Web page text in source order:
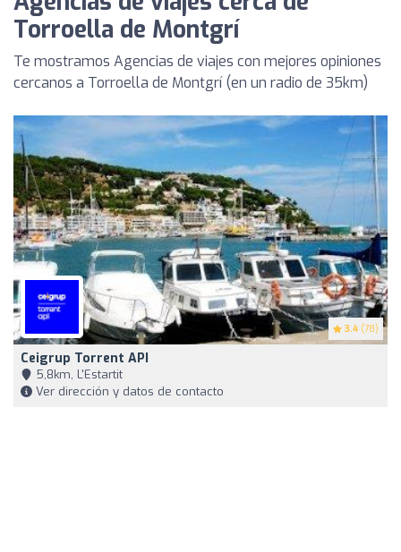
Torroella de Montgrí
Te mostramos Agencias de viajes con mejores opiniones
cercanos a Torroella de Montgrí (en un radio de 35km)
3.4 (78)
Ceigrup Torrent API
5,8km, L'Estartit
Ver dirección y datos de contacto